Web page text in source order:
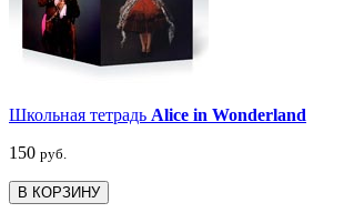
Школьная тетрадь Alice in Wonderland
150 руб.
В КОРЗИНУ